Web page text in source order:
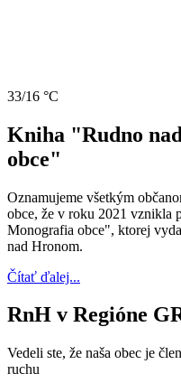
33/16 °C
Kniha "Rudno
obce"
Oznamujeme všetkým
obce, že v roku 2021 vznikla
Monografia obce", ktorej
nad Hronom.
Čítať ďalej...
RnH v Regióne
Vedeli ste, že naša obec je
ruchu